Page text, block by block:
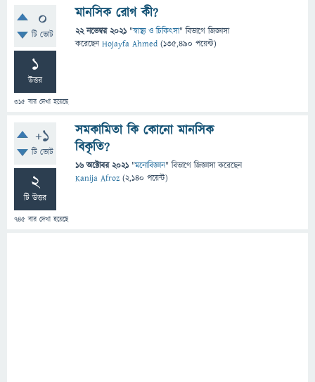
0
টি ভোট
1
উত্তর
315 বার দেখা হয়েছে
মানসিক রোগ কী?
22 নভেম্বর 2021 "স্বাস্থ্য ও চিকিৎসা" বিভাগে জিজ্ঞাসা
করেছেনHojayfa Ahmed (135,490 পয়েন্ট)
+1
টি ভোট
2
টি উত্তর
745 বার দেখা হয়েছে
সমকামিতা কি কোনো মানসিক
বিকৃতি?
16 অক্টোবর 2021 "মনোবিজ্ঞান" বিভাগে জিজ্ঞাসাকরেছেন
Kanija Afroz (2,140 পয়েন্ট)